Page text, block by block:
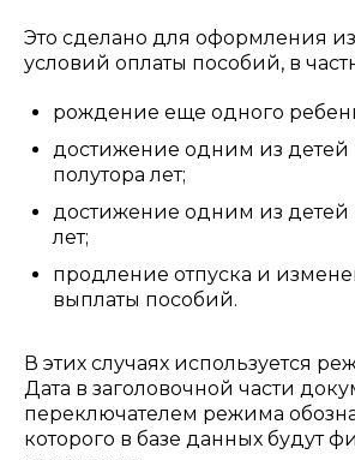
Это сделано для оформления
условий оплаты пособий, в
рождение еще одного
достижение одним из детей
полутора лет;
достижение одним из детей
лет;
продление отпуска и
выплаты пособий.
В этих случаях используется
Дата в заголовочной части
переключателем режима
которого в базе данных будут